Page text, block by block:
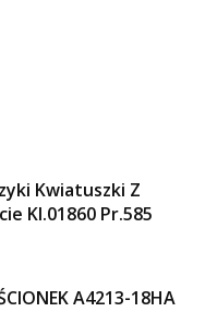
Kwiatuszki Z
Kl.01860 Pr.585
A4213-18HA